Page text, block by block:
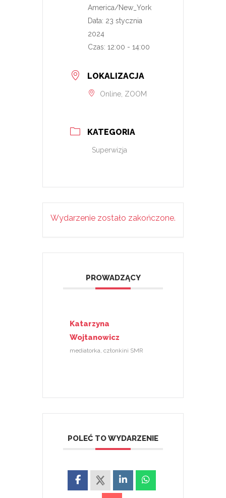
America/New_York
Data: 23 stycznia
2024
Czas: 12:00 - 14:00
LOKALIZACJA
Online, ZOOM
KATEGORIA
Superwizja
Wydarzenie zostało zakończone.
PROWADZĄCY
Katarzyna
Wojtanowicz
mediatorka, członkini SMR
POLEĆ TO WYDARZENIE